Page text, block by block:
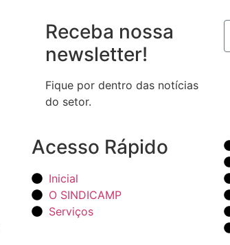
Receba nossa
newsletter!
Fique por dentro das notícias
do setor.
Acesso Rápido
Inicial
O SINDICAMP
Serviços